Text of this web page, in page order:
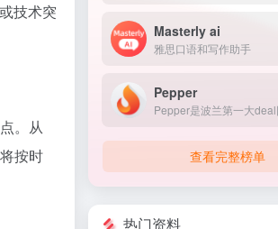
技术突
。从
按时
Masterly ai
雅思口语和写作助手
Pepper
Pepper是波兰第一大
查看完整榜单
热门资料